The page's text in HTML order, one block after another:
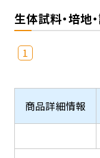
生体試料・培地
1
商品詳細情報